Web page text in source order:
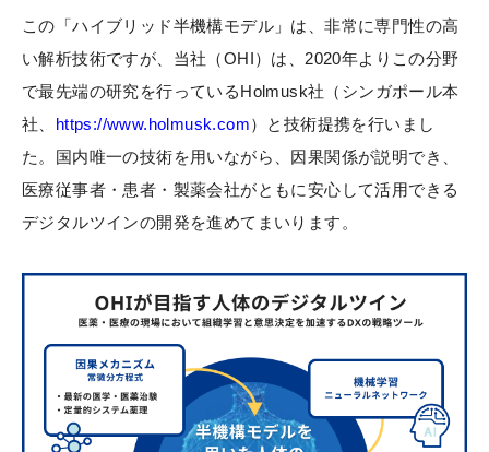
この「ハイブリッド半機構モデル」は、非常に専門性の高
い解析技術ですが、当社（OHI）は、2020年よりこの分野
で最先端の研究を行っているHolmusk社（シンガポール本
社、 https://www.holmusk.com）と技術提携を行いまし
た。国内唯一の技術を用いながら、因果関係が説明でき、
医療従事者・患者・製薬会社がともに安心して活用できる
デジタルツインの開発を進めてまいります。